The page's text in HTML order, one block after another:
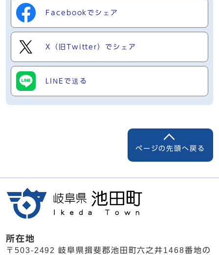
Facebookでシェア
X（旧Twitter）でシェア
LINEで送る
ページの先頭へ戻る
所在地
〒503-2492 岐阜県揖斐郡池田町六之井1468番地の